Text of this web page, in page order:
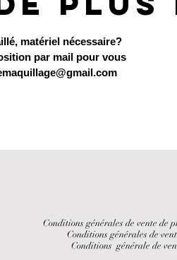
matériel nécessaire?
par mail pour vous
Conditions générales de vente de
Conditions générales de
Conditions générale de